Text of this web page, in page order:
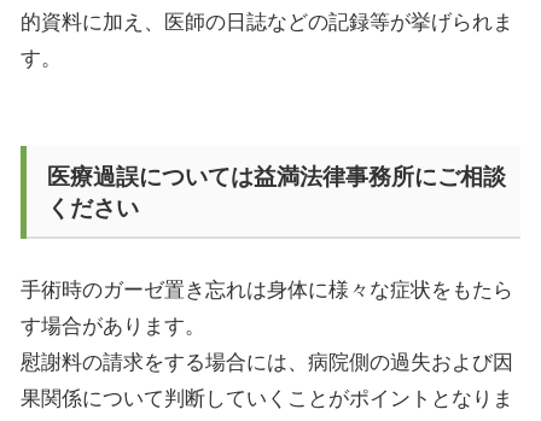
的資料に加え、医師の日誌などの記録等が挙げられま
す。
医療過誤については益満法律事務所にご相談
ください
手術時のガーゼ置き忘れは身体に様々な症状をもたら
す場合があります。
慰謝料の請求をする場合には、病院側の過失および因
果関係について判断していくことがポイントとなりま